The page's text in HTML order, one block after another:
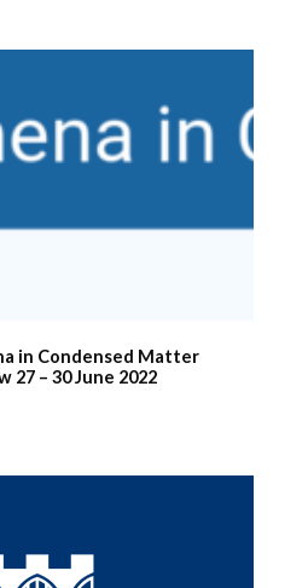
in Condensed Matter
27 – 30 June 2022